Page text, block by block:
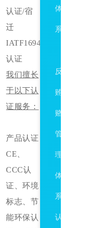
认证/宿
迁
IATF16949
认证
我们擅长
于以下认
证服务：
产品认证
CE、
CCC认
证、环境
标志、节
能环保认
体
系
反
贿
赂
管
理
体
系
认